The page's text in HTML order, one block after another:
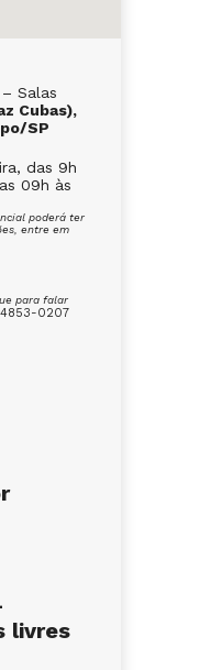
– Salas
Cubas),
SP
das 9h
09h às
poderá ter
entre em
para falar
4853-0207
livres